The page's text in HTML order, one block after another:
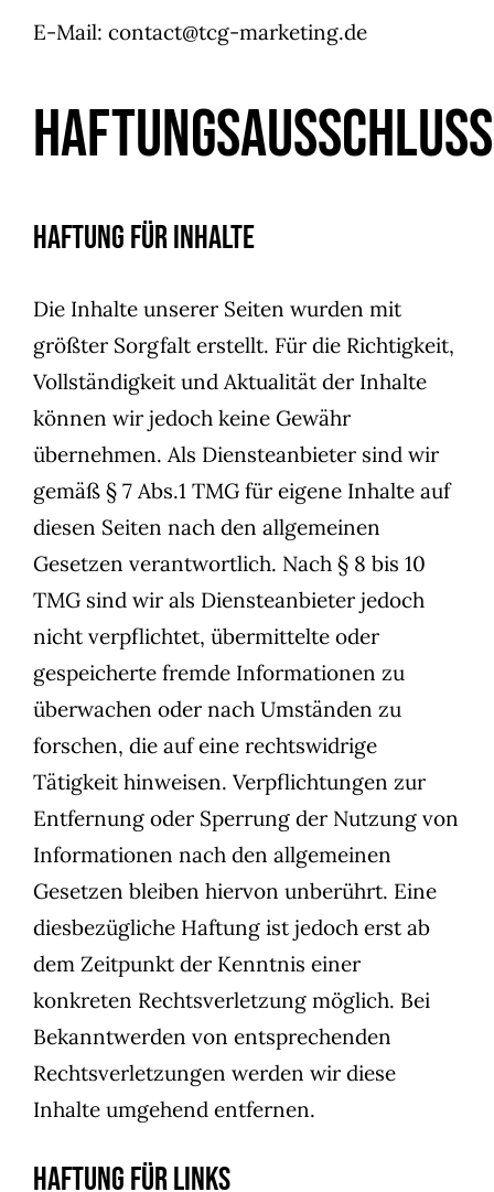
E-Mail: contact@tcg-marketing.de
Haftungsausschluss
Haftung für Inhalte
Die Inhalte unserer Seiten wurden mit
größter Sorgfalt erstellt. Für die Richtigkeit,
Vollständigkeit und Aktualität der Inhalte
können wir jedoch keine Gewähr
übernehmen. Als Diensteanbieter sind wir
gemäß § 7 Abs.1 TMG für eigene Inhalte auf
diesen Seiten nach den allgemeinen
Gesetzen verantwortlich. Nach § 8 bis 10
TMG sind wir als Diensteanbieter jedoch
nicht verpflichtet, übermittelte oder
gespeicherte fremde Informationen zu
überwachen oder nach Umständen zu
forschen, die auf eine rechtswidrige
Tätigkeit hinweisen. Verpflichtungen zur
Entfernung oder Sperrung der Nutzung von
Informationen nach den allgemeinen
Gesetzen bleiben hiervon unberührt. Eine
diesbezügliche Haftung ist jedoch erst ab
dem Zeitpunkt der Kenntnis einer
konkreten Rechtsverletzung möglich. Bei
Bekanntwerden von entsprechenden
Rechtsverletzungen werden wir diese
Inhalte umgehend entfernen.
Haftung für Links